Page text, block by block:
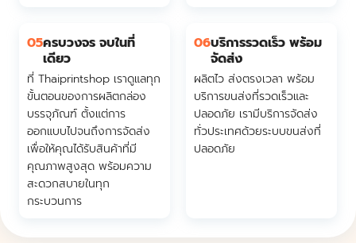
05ครบวงจร จบในที่
เดียว
ที่ Thaiprintshop เราดูแลทุก
ขั้นตอนของการผลิตกล่อง
บรรจุภัณฑ์ ตั้งแต่การ
ออกแบบไปจนถึงการจัดส่ง
เพื่อให้คุณได้รับสินค้าที่มี
คุณภาพสูงสุด พร้อมความ
สะดวกสบายในทุก
กระบวนการ
06บริการรวดเร็ว พร้อม
จัดส่ง
ผลิตไว ส่งตรงเวลา พร้อม
บริการขนส่งที่รวดเร็วและ
ปลอดภัย เรามีบริการจัดส่ง
ทั่วประเทศด้วยระบบขนส่งที่
ปลอดภัย